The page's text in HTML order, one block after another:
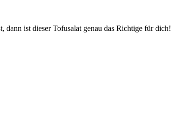
dann ist dieser Tofusalat genau das Richtige für dich!